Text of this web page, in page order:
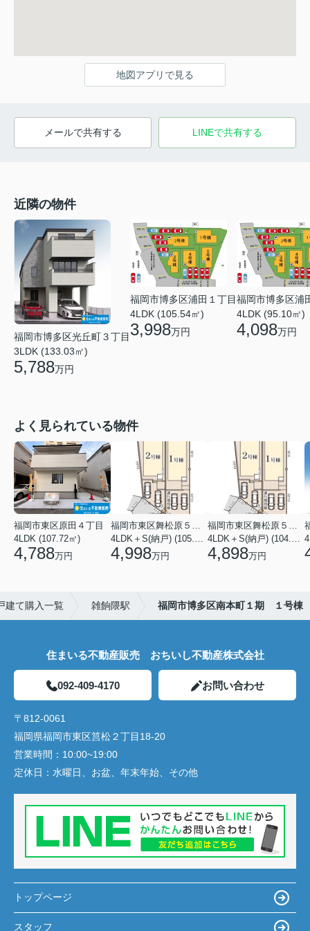
地図アプリで見る
メールで共有する LINEで共有する
近隣の物件
福岡市博多区光丘町３丁目
3LDK (133.03㎡)
5,788万円
福岡市博多区浦田１丁目
4LDK (105.54㎡)
3,998万円
福岡市博多区浦
4LDK (95.10㎡)
4,098万円
よく見られている物件
福岡市東区原田４丁目
4LDK (107.72㎡)
4,788万円
福岡市東区舞松原５丁目
4LDK＋S(納戸) (105.70㎡)
4,998万円
福岡市東区舞松原５丁目
4LDK＋S(納戸) (104.08㎡)
4,898万円
建て購入一覧 雑餉隈駅 福岡市博多区南本町１期 １号棟
住まいる不動産販売 おちいし不動産株式会社
092-409-4170 お問い合わせ
〒812-0061
福岡県福岡市東区筥松２丁目18-20
営業時間： 10:00~19:00
定休日： 水曜日、お盆、年末年始、その他
トップページ
スタッフ